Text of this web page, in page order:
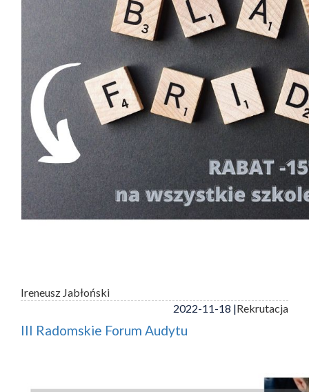
Ireneusz Jabłoński
2022-11-18 |Rekrutacja
III Radomskie Forum Audytu